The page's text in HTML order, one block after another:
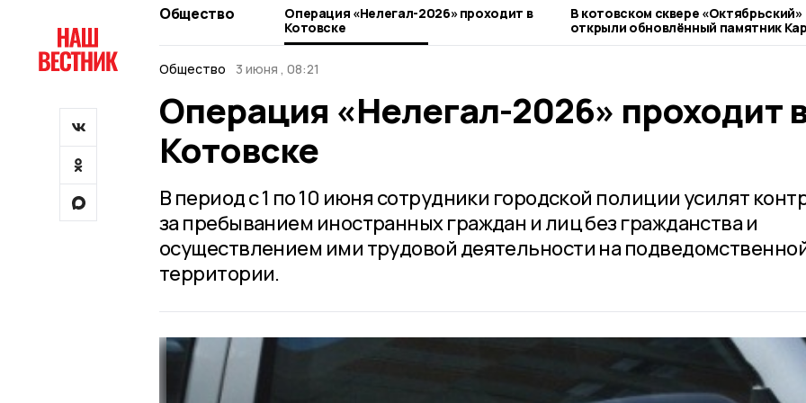
Общество
Операция «Нелегал-2026» проходит в
Котовске
В котовском сквере «Октябрьский»
открыли обновлённый памятник
Марксу
Общество 3 июня , 08:21
Операция «Нелегал-2026» проходит
Котовске
В период с 1 по 10 июня сотрудники городской полиции усилят
за пребыванием иностранных граждан и лиц без гражданства и
осуществлением ими трудовой деятельности на
территории.